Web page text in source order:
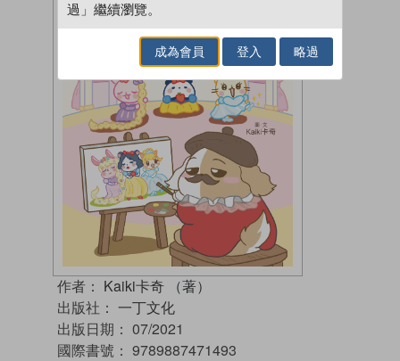
作者： Kaiki卡奇 （著）
出版社： 一丁文化
出版日期： 07/2021
國際書號： 9789887471493
過」繼續瀏覽。
成為會員 登入 略過